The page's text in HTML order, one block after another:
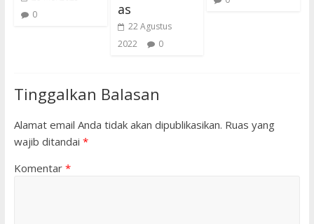
0
as
22 Agustus
2022
0
Tinggalkan Balasan
Alamat email Anda tidak akan dipublikasikan. Ruas yang
wajib ditandai *
Komentar *